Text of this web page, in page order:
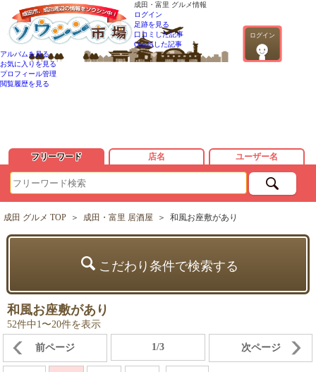
成田・富里 グルメ情報
ログイン
ログイン
足跡を見る
口コミした記事
QandAした記事
アルバムを見る
お気に入りを見る
プロフィール管理
閲覧履歴を見る
フリーワード 店名 ユーザー名
成田 グルメ TOP ＞ 成田・富里 居酒屋 ＞ 和風お座敷があり
こだわり条件で検索する
和風お座敷があり
52件中1〜20件を表示
前ページ 1/3 次ページ